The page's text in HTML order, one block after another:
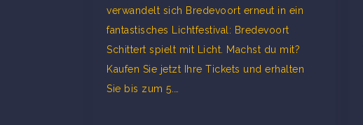
verwandelt sich Bredevoort erneut in ein
fantastisches Lichtfestival: Bredevoort
Schittert spielt mit Licht. Machst du mit?
Kaufen Sie jetzt Ihre Tickets und erhalten
Sie bis zum 5.…